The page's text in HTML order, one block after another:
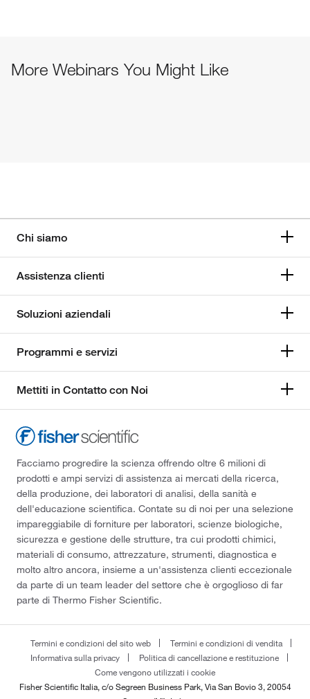
More Webinars You Might Like
Chi siamo
Assistenza clienti
Soluzioni aziendali
Programmi e servizi
Mettiti in Contatto con Noi
Facciamo progredire la scienza offrendo oltre 6 milioni di
prodotti e ampi servizi di assistenza ai mercati della ricerca,
della produzione, dei laboratori di analisi, della sanità e
dell'educazione scientifica. Contate su di noi per una selezione
impareggiabile di forniture per laboratori, scienze biologiche,
sicurezza e gestione delle strutture, tra cui prodotti chimici,
materiali di consumo, attrezzature, strumenti, diagnostica e
molto altro ancora, insieme a un'assistenza clienti eccezionale
da parte di un team leader del settore che è orgoglioso di far
parte di Thermo Fisher Scientific.
Termini e condizioni del sito web
Termini e condizioni di vendita
Informativa sulla privacy
Politica di cancellazione e restituzione
Come vengono utilizzati i cookie
Fisher Scientific Italia, c/o Segreen Business Park, Via San Bovio 3, 20054